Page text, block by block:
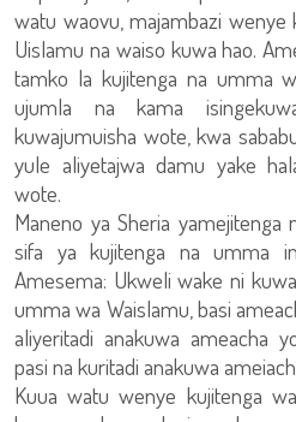
watu waovu, majambazi wenye
Uislamu na waiso kuwa hao.
tamko la kujitenga na umma
ujumla na kama
kuwajumuisha wote, kwa
yule aliyetajwa damu yake
wote.
Maneno ya Sheria yamejitenga
sifa ya kujitenga na umma
Amesema: Ukweli wake ni
umma wa Waislamu, basi
aliyeritadi anakuwa ameacha
pasi na kuritadi anakuwa
Kuua watu wenye kujitenga